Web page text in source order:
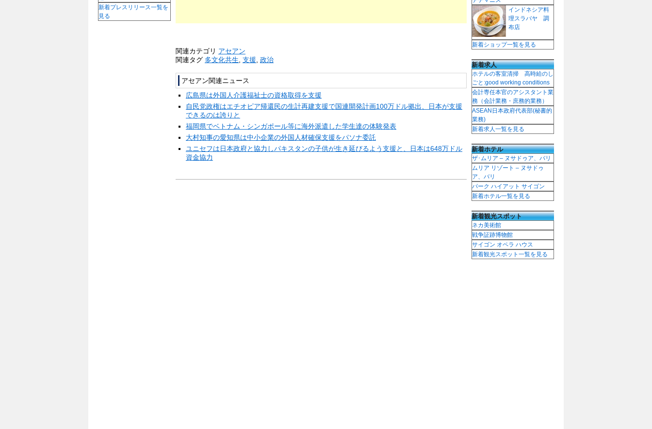
関連カテゴリ アセアン
関連タグ 多文化共生 支援 政治
アセアン関連ニュース
広島県は外国人介護福祉士の資格取得を支援
自民党政権はエチオピア帰還民の生計再建支援で国連開発計画100万ドル拠出、日本が支援
できるのは誇りと
福岡県でベトナム・シンガポール等に海外派遣した学生達の体験発表
大村知事の愛知県は中小企業の外国人材確保支援をパソナ委託
ユニセフは日本政府と協力しパキスタンの子供が生き延びるよう支援と、日本は648万ドル
資金協力
新着プレスリリース一覧を
見る
インドネシア料
理スラバヤ 調
布店
新着ショップ一覧を見る
新着求人
ホテルの客室清掃 高時給のし
ごと:good working conditions
会計専任本官のアシスタント業
務（会計業務・庶務的業務）
ASEAN日本政府代表部(秘書的
業務)
新着求人一覧を見る
新着ホテル
ザ･ムリア – ヌサドゥア、バリ
ムリア リゾート – ヌサドゥ
ア、バリ
パーク ハイアット サイゴン
新着ホテル一覧を見る
新着観光スポット
ネカ美術館
戦争証跡博物館
サイゴン オペラ ハウス
新着観光スポット一覧を見る